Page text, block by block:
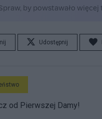
Udostępnij
od Pierwszej Damy!